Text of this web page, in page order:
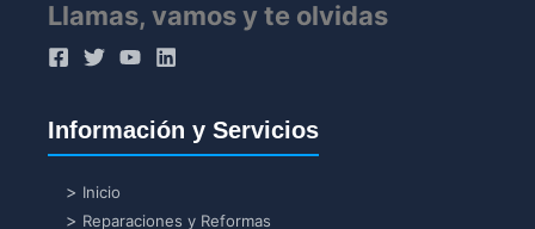
Llamas, vamos y te olvidas
Información y Servicios
Inicio
Reparaciones y Reformas